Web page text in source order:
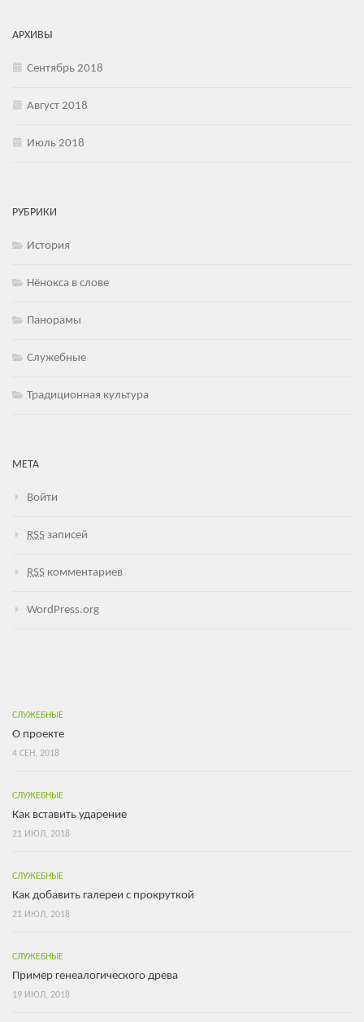
АРХИВЫ
Сентябрь 2018
Август 2018
Июль 2018
РУБРИКИ
История
Нёнокса в слове
Панорамы
Служебные
Традиционная культура
МЕТА
Войти
RSS записей
RSS комментариев
WordPress.org
СЛУЖЕБНЫЕ
О проекте
4 СЕН, 2018
СЛУЖЕБНЫЕ
Как вставить ударение
21 ИЮЛ, 2018
СЛУЖЕБНЫЕ
Как добавить галереи с прокруткой
21 ИЮЛ, 2018
СЛУЖЕБНЫЕ
Пример генеалогического древа
19 ИЮЛ, 2018